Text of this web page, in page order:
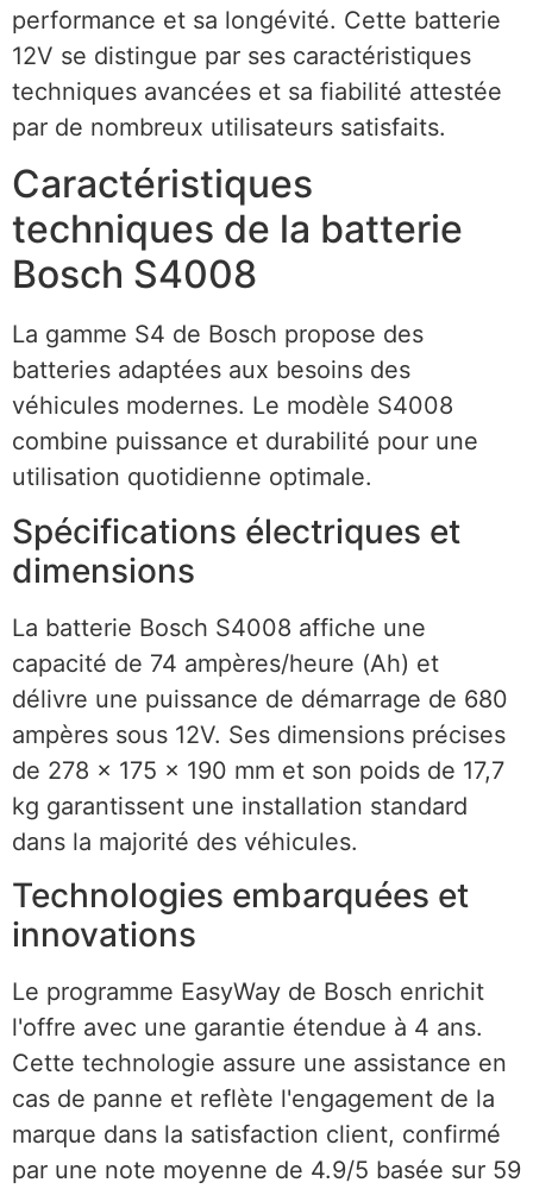
performance et sa longévité. Cette batterie
12V se distingue par ses caractéristiques
techniques avancées et sa fiabilité attestée
par de nombreux utilisateurs satisfaits.
Caractéristiques
techniques de la batterie
Bosch S4008
La gamme S4 de Bosch propose des
batteries adaptées aux besoins des
véhicules modernes. Le modèle S4008
combine puissance et durabilité pour une
utilisation quotidienne optimale.
Spécifications électriques et
dimensions
La batterie Bosch S4008 affiche une
capacité de 74 ampères/heure (Ah) et
délivre une puissance de démarrage de 680
ampères sous 12V. Ses dimensions précises
de 278 x 175 x 190 mm et son poids de 17,7
kg garantissent une installation standard
dans la majorité des véhicules.
Technologies embarquées et
innovations
Le programme EasyWay de Bosch enrichit
l'offre avec une garantie étendue à 4 ans.
Cette technologie assure une assistance en
cas de panne et reflète l'engagement de la
marque dans la satisfaction client, confirmé
par une note moyenne de 4.9/5 basée sur 59